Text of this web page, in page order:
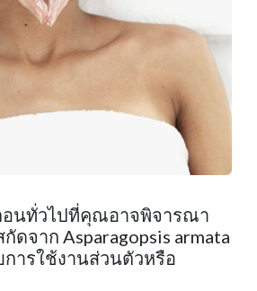
นทั่วไปที่คุณอาจพิจารณา
ดจาก Asparagopsis armata
การใช้งานส่วนตัวหรือ